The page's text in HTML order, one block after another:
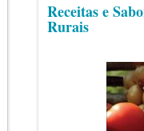
Receitas e
Rurais